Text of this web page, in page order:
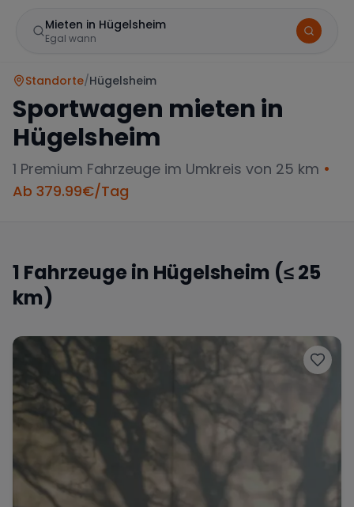
Mieten in Hügelsheim
Egal wann
Porsche Lamborghini
McLaren
Wann
Zeitraum wählen
Standorte/Hügelsheim
Sportwagen mieten in
Hügelsheim
1 Premium Fahrzeuge im Umkreis von 25 km •
Ab 379.99€/Tag
1 Fahrzeuge in Hügelsheim (≤ 25
km)